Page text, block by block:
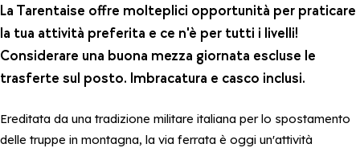
La Tarentaise offre molteplici opportunità per praticare
la tua attività preferita e ce n'è per tutti i livelli!
Considerare una buona mezza giornata escluse le
trasferte sul posto. Imbracatura e casco inclusi.
Ereditata da una tradizione militare italiana per lo spostamento
delle truppe in montagna, la via ferrata è oggi un'attività